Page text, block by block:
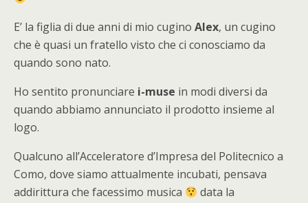
E’ la figlia di due anni di mio cugino Alex, un cugino
che è quasi un fratello visto che ci conosciamo da
quando sono nato.
Ho sentito pronunciare i-muse in modi diversi da
quando abbiamo annunciato il prodotto insieme al
logo.
Qualcuno all’Acceleratore d’Impresa del Politecnico a
Como, dove siamo attualmente incubati, pensava
addirittura che facessimo musica
data la